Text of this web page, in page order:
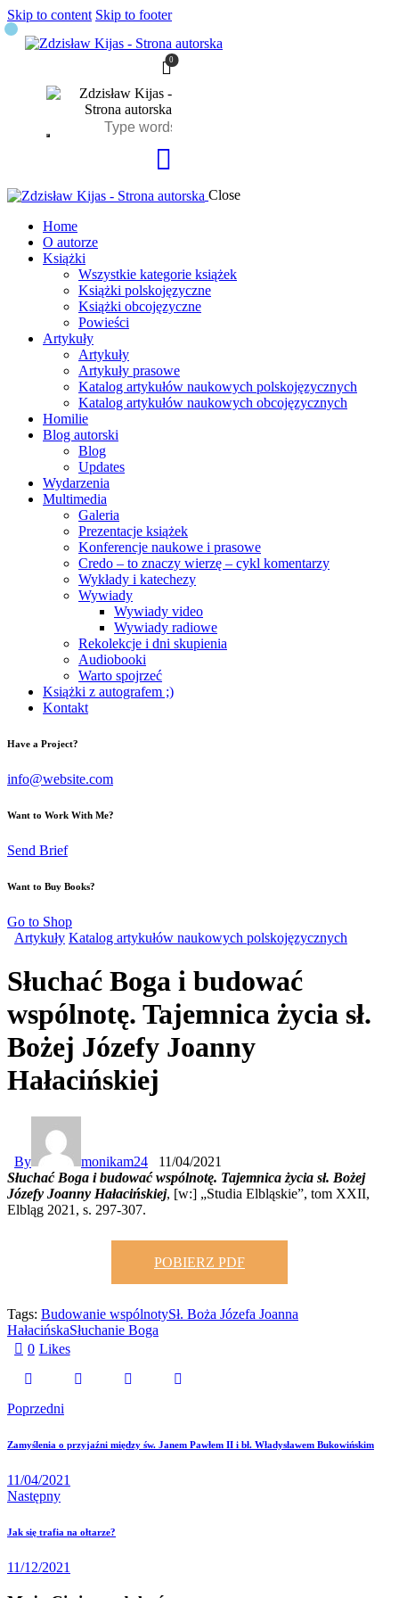
Skip to content Skip to footer
0
Close
Home
O autorze
Książki
Wszystkie kategorie książek
Książki polskojęzyczne
Książki obcojęzyczne
Powieści
Artykuły
Artykuły
Artykuły prasowe
Katalog artykułów naukowych polskojęzycznych
Katalog artykułów naukowych obcojęzycznych
Homilie
Blog autorski
Blog
Updates
Wydarzenia
Multimedia
Galeria
Prezentacje książek
Konferencje naukowe i prasowe
Credo – to znaczy wierzę – cykl komentarzy
Wykłady i katechezy
Wywiady
Wywiady video
Wywiady radiowe
Rekolekcje i dni skupienia
Audiobooki
Warto spojrzeć
Książki z autografem ;)
Kontakt
Have a Project?
info@website.com
Want to Work With Me?
Send Brief
Want to Buy Books?
Go to Shop
Artykuły Katalog artykułów naukowych polskojęzycznych
Słuchać Boga i budować
wspólnotę. Tajemnica życia sł.
Bożej Józefy Joanny
Hałacińskiej
By monikam24
11/04/2021
Słuchać Boga i budować wspólnotę. Tajemnica życia sł. Bożej
Józefy Joanny Hałacińskiej, [w:] „Studia Elbląskie”, tom XXII,
Elbląg 2021, s. 297-307.
POBIERZ PDF
Tags: Budowanie wspólnotySł. Boża Józefa Joanna
HałacińskaSłuchanie Boga
0 Likes
wpisu
Poprzedni
Zamyślenia o przyjaźni między św. Janem Pawłem II i bł. Władysławem Bukowińskim
11/04/2021
Następny
Jak się trafia na ołtarze?
11/12/2021